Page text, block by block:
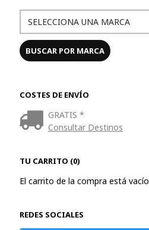
COSTES DE ENVÍO
GRATIS *
Consultar Destinos
TU CARRITO (0)
El carrito de la compra está vacío
REDES SOCIALES